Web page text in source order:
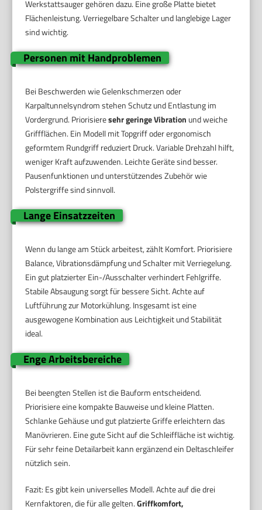
Werkstattsauger gehören dazu. Eine große Platte bietet
Flächenleistung. Verriegelbare Schalter und langlebige Lager
sind wichtig.
Personen mit Handproblemen
Bei Beschwerden wie Gelenkschmerzen oder
Karpaltunnelsyndrom stehen Schutz und Entlastung im
Vordergrund. Priorisieresehr geringe Vibration und weiche
Griffflächen. Ein Modell mit Topgriff oder ergonomisch
geformtem Rundgriff reduziert Druck. Variable Drehzahl hilft,
weniger Kraft aufzuwenden. Leichte Geräte sind besser.
Pausenfunktionen und unterstützendes Zubehör wie
Polstergriffe sind sinnvoll.
Lange Einsatzzeiten
Wenn du lange am Stück arbeitest, zählt Komfort. Priorisiere
Balance, Vibrationsdämpfung und Schalter mit Verriegelung.
Ein gut platzierter Ein-/Ausschalter verhindert Fehlgriffe.
Stabile Absaugung sorgt für bessere Sicht. Achte auf
Luftführung zur Motorkühlung. Insgesamt ist eine
ausgewogene Kombination aus Leichtigkeit und Stabilität
ideal.
Enge Arbeitsbereiche
Bei beengten Stellen ist die Bauform entscheidend.
Priorisiere eine kompakte Bauweise und kleine Platten.
Schlanke Gehäuse und gut platzierte Griffe erleichtern das
Manövrieren. Eine gute Sicht auf die Schleiffläche ist wichtig.
Für sehr feine Detailarbeit kann ergänzend ein Deltaschleifer
nützlich sein.
Fazit: Es gibt kein universelles Modell. Achte auf die drei
Kernfaktoren, die für alle gelten.Griffkomfort,